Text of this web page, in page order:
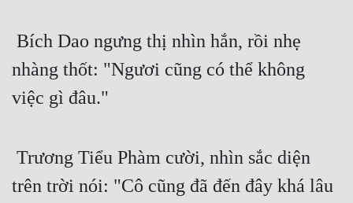
nhàng thốt: "Ngươi cũng có thể không
việc gì đâu."
trên trời nói: "Cô cũng đã đến đây khá lâu